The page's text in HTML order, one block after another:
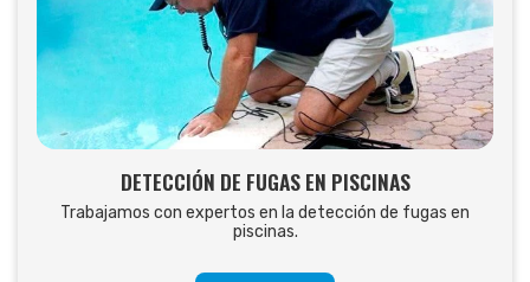
DETECCIÓN DE FUGAS EN PISCINAS
Trabajamos con expertos en la detección de fugas en
piscinas.